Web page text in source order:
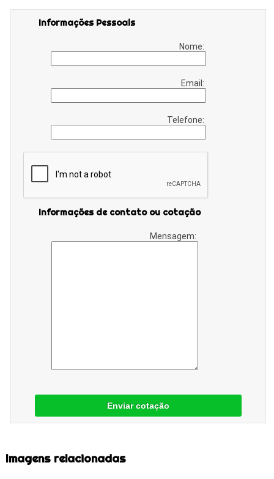
Informações Pessoais
Nome:
Email:
Telefone:
Informações de contato ou cotação
Mensagem:
Enviar cotação
Imagens relacionadas